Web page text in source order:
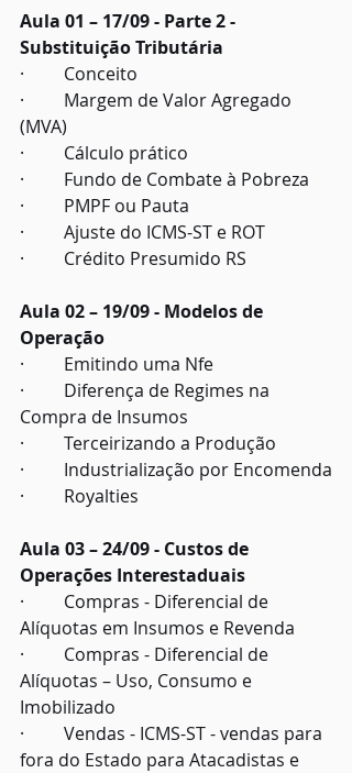
Aula 01 – 17/09 - Parte 2 -
Substituição Tributária
·         Conceito
·         Margem de Valor Agregado
(MVA)
·         Cálculo prático
·         Fundo de Combate à Pobreza
·         PMPF ou Pauta
·         Ajuste do ICMS-ST e ROT
·         Crédito Presumido RS
Aula 02 – 19/09 - Modelos de
Operação
·         Emitindo uma Nfe
·         Diferença de Regimes na
Compra de Insumos
·         Terceirizando a Produção
·         Industrialização por Encomenda
·         Royalties
Aula 03 – 24/09 - Custos de
Operações Interestaduais
·         Compras - Diferencial de
Alíquotas em Insumos e Revenda
·         Compras - Diferencial de
Alíquotas – Uso, Consumo e
Imobilizado
·         Vendas - ICMS-ST - vendas para
fora do Estado para Atacadistas e